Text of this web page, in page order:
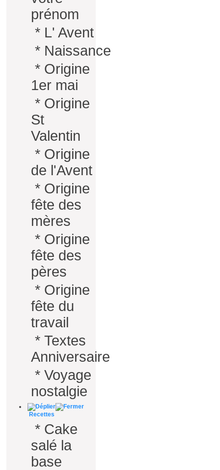
prénom
* L' Avent
* Naissance
* Origine
1er mai
* Origine
St
Valentin
* Origine
de l'Avent
* Origine
fête des
mères
* Origine
fête des
pères
* Origine
fête du
travail
* Textes
Anniversaire
* Voyage
nostalgie
Recettes
* Cake
salé la
base